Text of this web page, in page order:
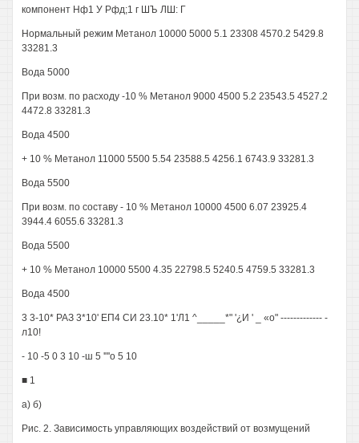
компонент Нф1 У Рфд;1 г ШЪ ЛШ: Г
Нормальный режим Метанол 10000 5000 5.1 23308 4570.2 5429.8
33281.3
Вода 5000
При возм. по расходу -10 % Метанол 9000 4500 5.2 23543.5 4527.2
4472.8 33281.3
Вода 4500
+ 10 % Метанол 11000 5500 5.54 23588.5 4256.1 6743.9 33281.3
Вода 5500
При возм. по составу - 10 % Метанол 10000 4500 6.07 23925.4
3944.4 6055.6 33281.3
Вода 5500
+ 10 % Метанол 10000 5500 4.35 22798.5 5240.5 4759.5 33281.3
Вода 4500
3 3-10* РАЗ 3*10' ЕП4 СИ 23.10* 1'Л1 ^_____*" '¿И ' _ «о" ------------- -
л10!
- 10 -5 0 3 10 -ш 5 '"'о 5 10
■ 1
а) б)
Рис. 2. Зависимость управляющих воздействий от возмущений